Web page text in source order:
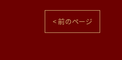
< 前のページ